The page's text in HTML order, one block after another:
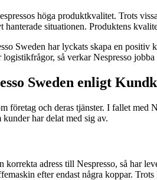
höga produktkvalitet. Trots
situationen. Produktens
Sweden har lyckats skapa en
så verkar Nespresso
Sweden enligt
företag och deras tjänster. I fallet med
har delat med sig av.
adress till Nespresso, så har
efter endast några koppar.